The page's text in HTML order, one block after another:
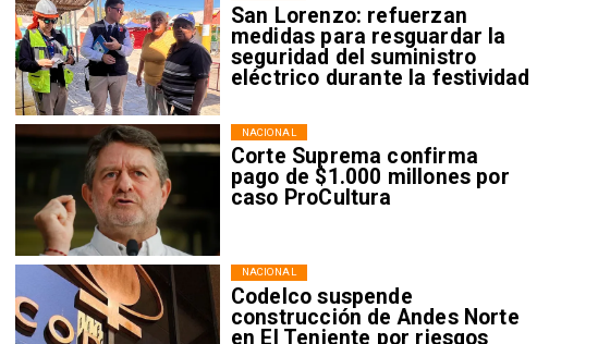
San Lorenzo: refuerzan
medidas para resguardar la
seguridad del suministro
eléctrico durante la festividad
Corte Suprema confirma
pago de $1.000 millones por
caso ProCultura
NACIONAL
Codelco suspende
construcción de Andes Norte
en El Teniente por riesgos
NACIONAL